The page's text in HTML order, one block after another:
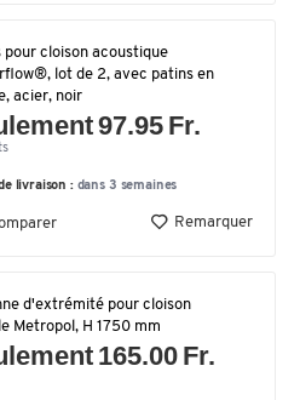
pour cloison acoustique
lot de 2, avec patins en
acier, noir
97.95 Fr.
livraison : dans 3 semaines
Remarquer
d'extrémité pour cloison
Metropol, H 1750 mm
165.00 Fr.